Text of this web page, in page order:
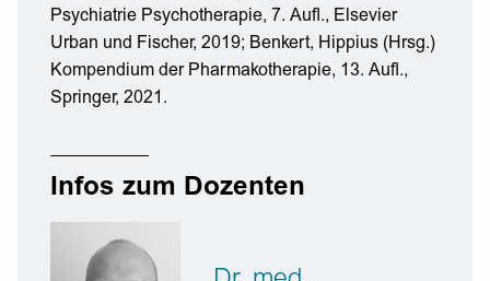
Psychiatrie Psychotherapie, 7. Aufl., Elsevier
Urban und Fischer, 2019; Benkert, Hippius (Hrsg.)
Kompendium der Pharmakotherapie, 13. Aufl.,
Springer, 2021.
Infos zum Dozenten